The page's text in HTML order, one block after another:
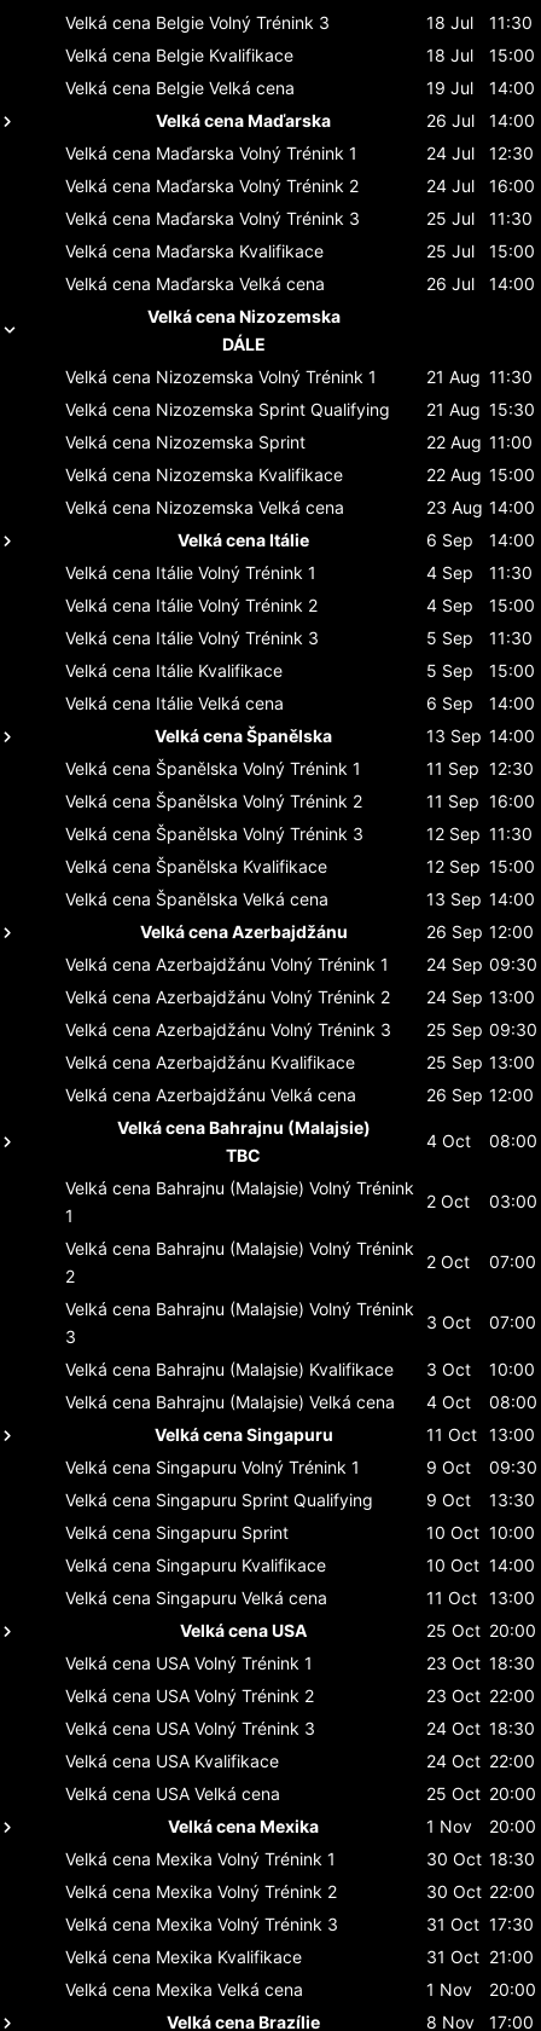
Velká cena Belgie Volný Trénink 3 18 Jul
11:30
Velká cena Belgie Kvalifikace 18 Jul
15:00
Velká cena Belgie Velká cena 19 Jul
14:00
Velká cena Maďarska
26 Jul
14:00
Velká cena Maďarska Volný Trénink 1 24 Jul
12:30
Velká cena Maďarska Volný Trénink 2 24 Jul
16:00
Velká cena Maďarska Volný Trénink 3 25 Jul
11:30
Velká cena Maďarska Kvalifikace 25 Jul
15:00
Velká cena Maďarska Velká cena 26 Jul
14:00
Velká cena Nizozemska
DÁLE
Velká cena Nizozemska Volný Trénink 1 21 Aug 11:30
Velká cena Nizozemska Sprint Qualifying 21 Aug 15:30
Velká cena Nizozemska Sprint 22 Aug 11:00
Velká cena Nizozemska Kvalifikace 22 Aug 15:00
Velká cena Nizozemska Velká cena 23 Aug 14:00
Velká cena Itálie
6 Sep
14:00
Velká cena Itálie Volný Trénink 1 4 Sep
11:30
Velká cena Itálie Volný Trénink 2 4 Sep
15:00
Velká cena Itálie Volný Trénink 3 5 Sep
11:30
Velká cena Itálie Kvalifikace 5 Sep
15:00
Velká cena Itálie Velká cena 6 Sep
14:00
Velká cena Španělska
13 Sep 14:00
Velká cena Španělska Volný Trénink 1 11 Sep 12:30
Velká cena Španělska Volný Trénink 2 11 Sep 16:00
Velká cena Španělska Volný Trénink 3 12 Sep 11:30
Velká cena Španělska Kvalifikace 12 Sep 15:00
Velká cena Španělska Velká cena 13 Sep 14:00
Velká cena Azerbajdžánu
26 Sep 12:00
Velká cena Azerbajdžánu Volný Trénink 1 24 Sep 09:30
Velká cena Azerbajdžánu Volný Trénink 2 24 Sep 13:00
Velká cena Azerbajdžánu Volný Trénink 3 25 Sep 09:30
Velká cena Azerbajdžánu Kvalifikace 25 Sep 13:00
Velká cena Azerbajdžánu Velká cena 26 Sep 12:00
Velká cena Bahrajnu (Malajsie)
TBC
4 Oct 08:00
Velká cena Bahrajnu (Malajsie) Volný Trénink
1
2 Oct 03:00
Velká cena Bahrajnu (Malajsie) Volný Trénink
2
2 Oct 07:00
Velká cena Bahrajnu (Malajsie) Volný Trénink
3
3 Oct 07:00
Velká cena Bahrajnu (Malajsie) Kvalifikace 3 Oct
10:00
Velká cena Bahrajnu (Malajsie) Velká cena 4 Oct
08:00
Velká cena Singapuru
11 Oct 13:00
Velká cena Singapuru Volný Trénink 1 9 Oct
09:30
Velká cena Singapuru Sprint Qualifying 9 Oct
13:30
Velká cena Singapuru Sprint 10 Oct 10:00
Velká cena Singapuru Kvalifikace 10 Oct 14:00
Velká cena Singapuru Velká cena 11 Oct 13:00
Velká cena USA
25 Oct 20:00
Velká cena USA Volný Trénink 1 23 Oct 18:30
Velká cena USA Volný Trénink 2 23 Oct 22:00
Velká cena USA Volný Trénink 3 24 Oct 18:30
Velká cena USA Kvalifikace 24 Oct 22:00
Velká cena USA Velká cena 25 Oct 20:00
Velká cena Mexika
1 Nov
20:00
Velká cena Mexika Volný Trénink 1 30 Oct 18:30
Velká cena Mexika Volný Trénink 2 30 Oct 22:00
Velká cena Mexika Volný Trénink 3 31 Oct 17:30
Velká cena Mexika Kvalifikace 31 Oct 21:00
Velká cena Mexika Velká cena 1 Nov
20:00
Velká cena Brazílie
8 Nov
17:00